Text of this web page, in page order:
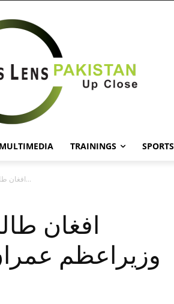
MULTIMEDIA TRAININGS SPORTS
افغان طالبان وفد آج اسلام آباد آمد، وزیراعظم عمران خان سے بھی...
افغان
وزیراعظم